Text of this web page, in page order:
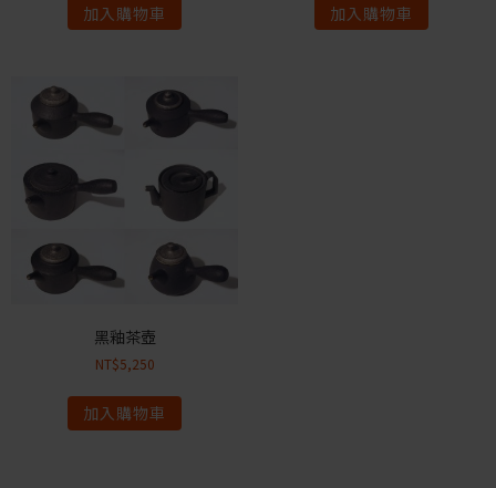
加入購物車 加入購物車
黑釉茶壺
NT$5,250
加入購物車